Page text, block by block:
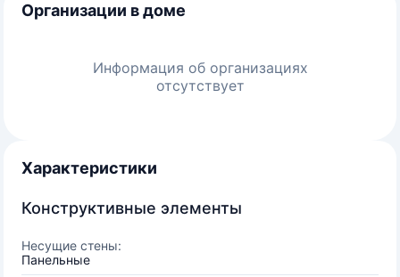
Организации в доме
Информация об организациях
отсутствует
Характеристики
Конструктивные элементы
Несущие стены:
Панельные